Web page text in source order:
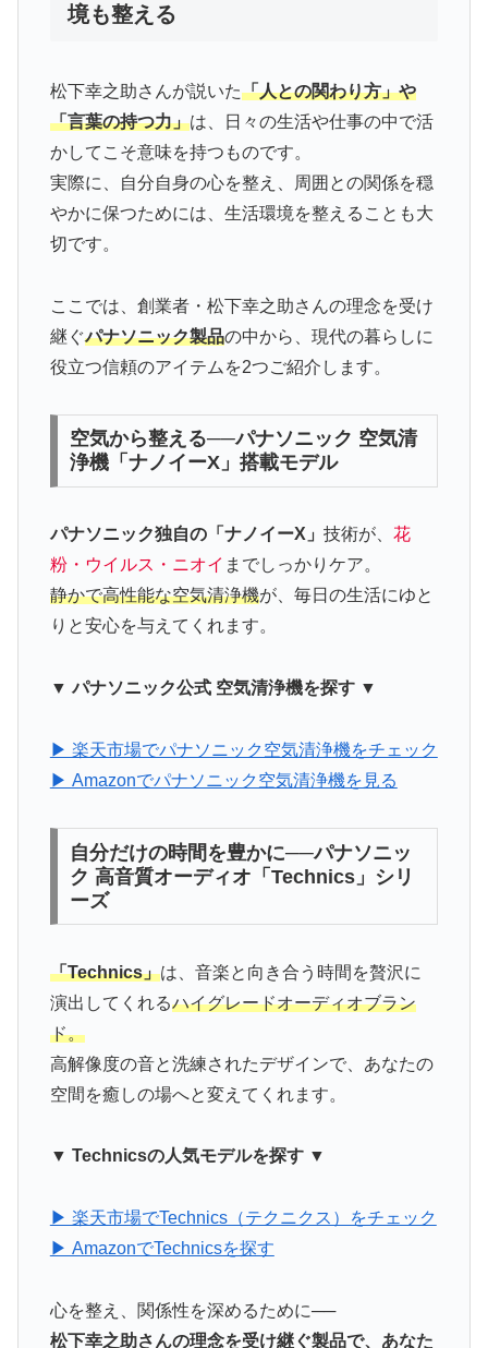
境も整える
松下幸之助さんが説いた「人との関わり方」や
「言葉の持つ力」は、日々の生活や仕事の中で活
かしてこそ意味を持つものです。
実際に、自分自身の心を整え、周囲との関係を穏
やかに保つためには、生活環境を整えることも大
切です。
ここでは、創業者・松下幸之助さんの理念を受け
継ぐパナソニック製品の中から、現代の暮らしに
役立つ信頼のアイテムを2つご紹介します。
空気から整える──パナソニック 空気清
浄機「ナノイーX」搭載モデル
パナソニック独自の「ナノイーX」 技術が、 花
粉・ウイルス・ニオイ までしっかりケア。
静かで高性能な空気清浄機が、毎日の生活にゆと
りと安心を与えてくれます。
▼ パナソニック公式 空気清浄機を探す ▼
▶ 楽天市場でパナソニック空気清浄機をチェック
▶ Amazonでパナソニック空気清浄機を見る
自分だけの時間を豊かに──パナソニッ
ク 高音質オーディオ「Technics」シリ
ーズ
「Technics」は、音楽と向き合う時間を贅沢に
演出してくれるハイグレードオーディオブラン
ド。
高解像度の音と洗練されたデザインで、あなたの
空間を癒しの場へと変えてくれます。
▼ Technicsの人気モデルを探す ▼
▶ 楽天市場でTechnics（テクニクス）をチェック
▶ AmazonでTechnicsを探す
心を整え、関係性を深めるために──
松下幸之助さんの理念を受け継ぐ製品で、あなた